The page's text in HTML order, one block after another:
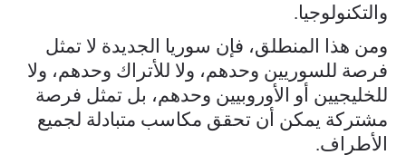
والتكنولوجيا.
ومن هذا المنطلق، فإن سوريا الجديدة لا تمثل
فرصة للسوريين وحدهم، ولا للأتراك وحدهم، ولا
للخليجيين أو الأوروبيين وحدهم، بل تمثل فرصة
مشتركة يمكن أن تحقق مكاسب متبادلة لجميع
الأطراف.